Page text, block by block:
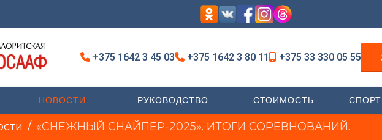
+375 1642 3 45 03 +375 1642 3 80 11 +375 33 330 05 55
НОВОСТИ РУКОВОДСТВО СТОИМОСТЬ
«СНЕЖНЫЙ СНАЙПЕР-2025». ИТОГИ СОРЕВНОВАНИЙ.